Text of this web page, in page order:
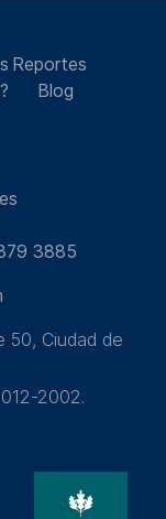
Reportes
Blog
3885
50, Ciudad de
2002.